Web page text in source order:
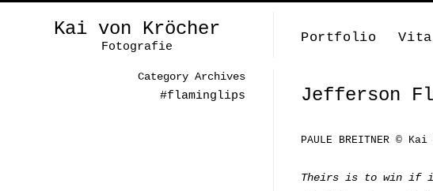
Kai von Kröcher
Fotografie
Portfolio Vita
Jefferson
PAULE BREITNER ©
Theirs is to win if it
Category Archives
#flaminglips